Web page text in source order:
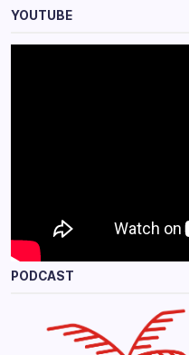
YOUTUBE
PODCAST